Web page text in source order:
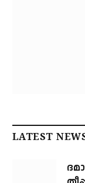
LATEST